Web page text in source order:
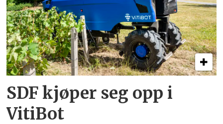
SDF kjøper seg opp i
VitiBot